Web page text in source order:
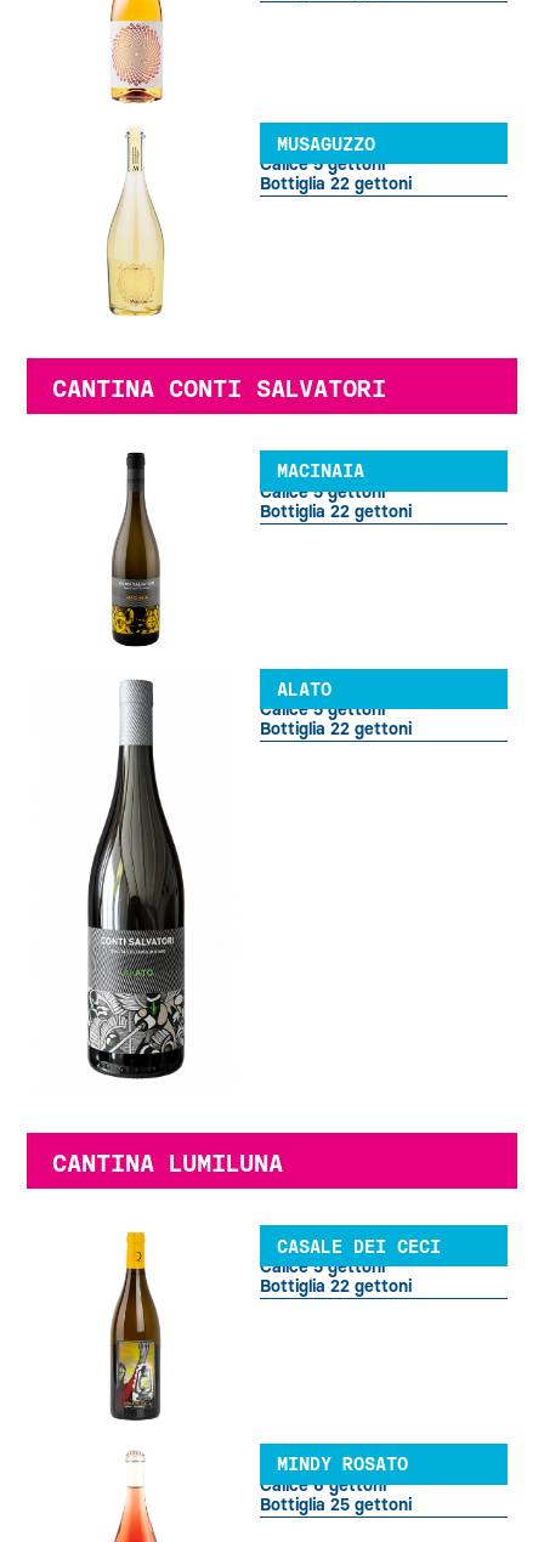
MUSAGUZZO
Calice 5 gettoni
Bottiglia 22 gettoni
CANTINA CONTI SALVATORI
MACINAIA
Calice 5 gettoni
Bottiglia 22 gettoni
ALATO
Calice 5 gettoni
Bottiglia 22 gettoni
CANTINA LUMILUNA
CASALE DEI CECI
Calice 5 gettoni
Bottiglia 22 gettoni
MINDY ROSATO
Calice 6 gettoni
Bottiglia 25 gettoni